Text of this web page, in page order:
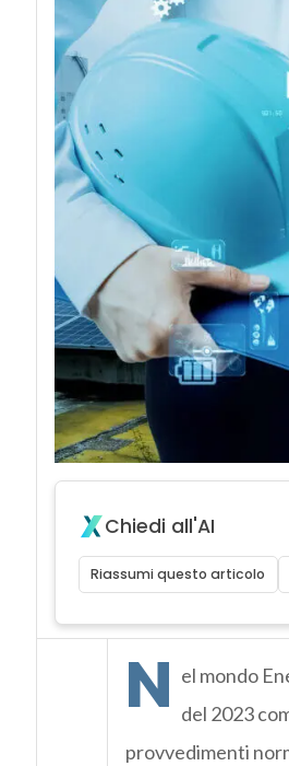
Chiedi all'AI
Riassumi questo articolo
N el mondo
del 2023
provvedimenti